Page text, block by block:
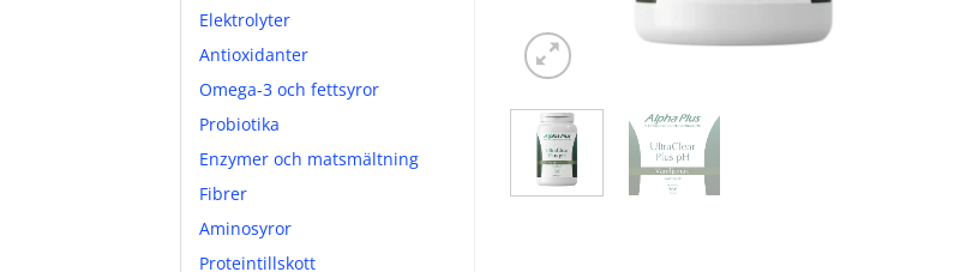
Elektrolyter
Antioxidanter
Omega-3 och fettsyror
Probiotika
Enzymer och matsmältning
Fibrer
Aminosyror
Proteintillskott